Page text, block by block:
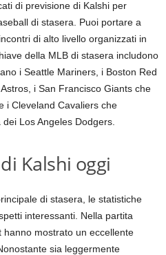
di previsione di Kalshi per
di stasera. Puoi portare a
di alto livello organizzati in
della MLB di stasera includono
i Seattle Mariners, i Boston Red
i San Francisco Giants che
i Cleveland Cavaliers che
Los Angeles Dodgers.
Kalshi oggi
di stasera, le statistiche
interessanti. Nella partita
hanno mostrato un eccellente
sia leggermente